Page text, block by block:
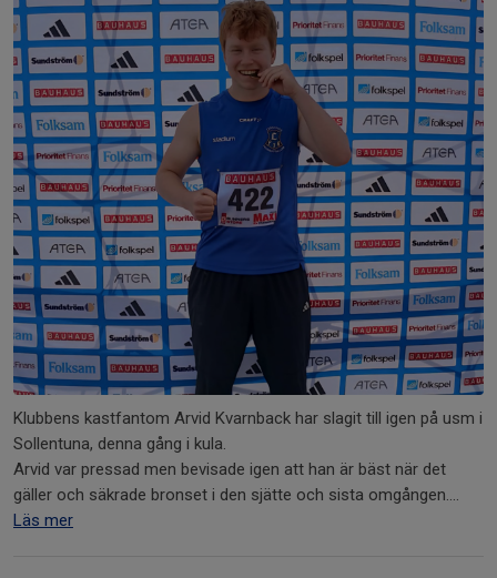
Klubbens kastfantom Arvid Kvarnback har slagit till igen på usm i
Sollentuna, denna gång i kula.
Arvid var pressad men bevisade igen att han är bäst när det
gäller och säkrade bronset i den sjätte och sista omgången....
Läs mer